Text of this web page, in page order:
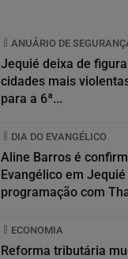
ANUÁRIO DE
Jequié deixa de
cidades mais
para a 6ª...
DIA DO EVANGÉLICO
Aline Barros é
Evangélico em
programação com
ECONOMIA
Reforma tributária